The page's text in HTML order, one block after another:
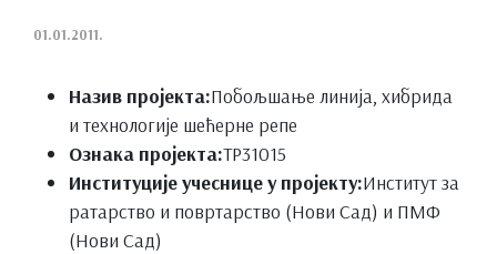
01.01.2011.
Назив пројекта:Побољшање линија, хибрида
и технологије шећерне репе
Ознака пројекта:ТР31015
Институције учеснице у пројекту:Институт за
ратарство и повртарство (Нови Сад) и ПМФ
(Нови Сад)